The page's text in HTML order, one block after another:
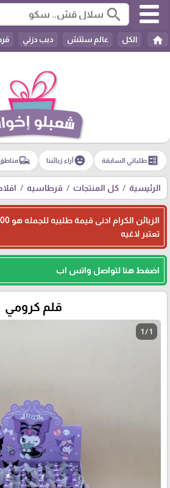
search
home الكل عالم ستتش دبب دزني
ballotطلباتي السابقة emoji_emotionsآراء زبائننا commute
الرئيسية كل المنتجات قرطاسيه
تعتبر لاغيه
اضغط هنا لتواصل واتس اب
قلم كرومي
1 / 1